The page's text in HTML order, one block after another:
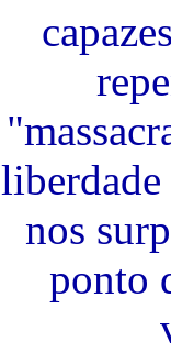
liberdade
nos
ponto